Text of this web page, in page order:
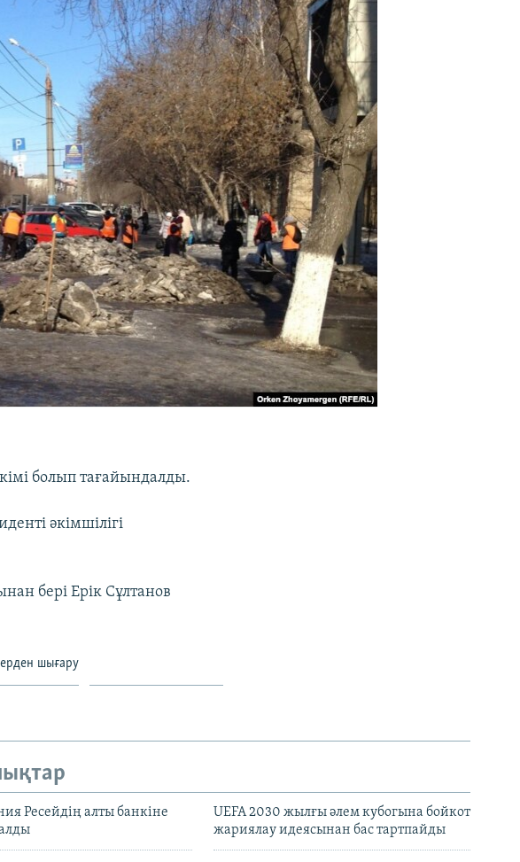
болып тағайындалды.
әкімшілігі
бері Ерік Сұлтанов
шығару
Ресейдің алты банкіне
UEFA 2030 жылғы әлем кубогына бойкот
жариялау идеясынан бас тартпайды